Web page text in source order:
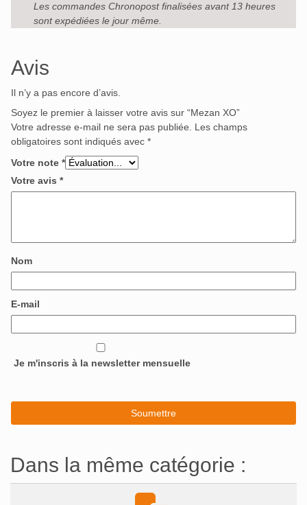
Les commandes Chronopost finalisées avant 13 heures
sont expédiées le jour même.
Avis
Il n’y a pas encore d’avis.
Soyez le premier à laisser votre avis sur “Mezan XO”
Votre adresse e-mail ne sera pas publiée.
Les champs
obligatoires sont indiqués avec *
Votre note *
Votre avis *
Nom
E-mail
Je m'inscris à la newsletter mensuelle
Dans la même catégorie :